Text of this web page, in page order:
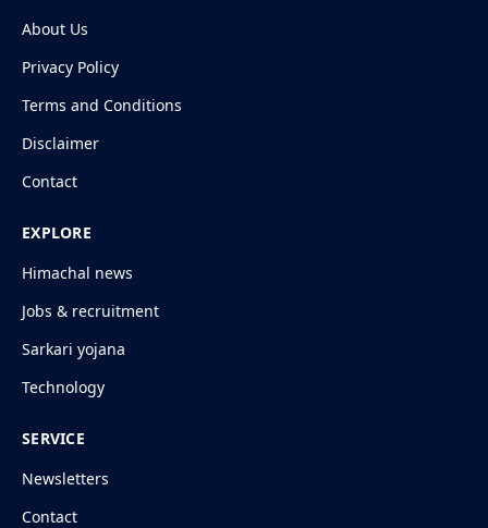
About Us
Privacy Policy
Terms and Conditions
Disclaimer
Contact
EXPLORE
Himachal news
Jobs & recruitment
Sarkari yojana
Technology
SERVICE
Newsletters
Contact